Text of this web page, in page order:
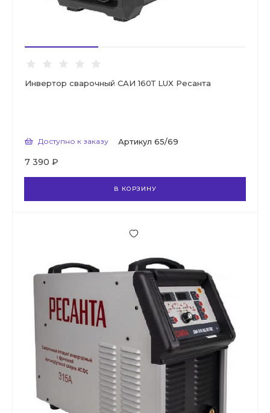
Инвертор сварочный САИ 160Т LUX Ресанта
Доступно к заказу Артикул 65/69
7 390 ₽
В КОРЗИНУ